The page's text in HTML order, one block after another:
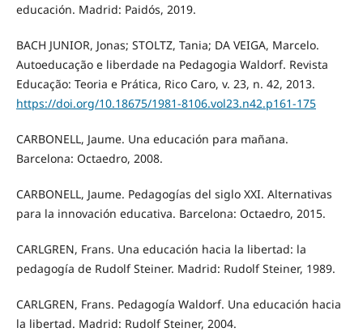
educación. Madrid: Paidós, 2019.
BACH JUNIOR, Jonas; STOLTZ, Tania; DA VEIGA, Marcelo.
Autoeducação e liberdade na Pedagogia Waldorf. Revista
Educação: Teoria e Prática, Rico Caro, v. 23, n. 42, 2013.
https://doi.org/10.18675/1981-8106.vol23.n42.p161-175
CARBONELL, Jaume. Una educación para mañana.
Barcelona: Octaedro, 2008.
CARBONELL, Jaume. Pedagogías del siglo XXI. Alternativas
para la innovación educativa. Barcelona: Octaedro, 2015.
CARLGREN, Frans. Una educación hacia la libertad: la
pedagogía de Rudolf Steiner. Madrid: Rudolf Steiner, 1989.
CARLGREN, Frans. Pedagogía Waldorf. Una educación hacia
la libertad. Madrid: Rudolf Steiner, 2004.